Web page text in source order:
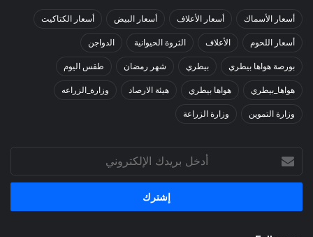
أسعار الأسماك أسعار الأعلاف أسعار البيض أسعار الكتاكيت
أسعار اللحوم الأعلاف الثروة الحيوانية الدواجن
بورصة هواها بيطري بيطري شهر رمضان طقس اليوم
هواها_بيطري هواها بيطري هيئة الارصاد وزارة_الزراعه
وزارة التموين وزارة الزراعة
بريدك
الإلكتروني